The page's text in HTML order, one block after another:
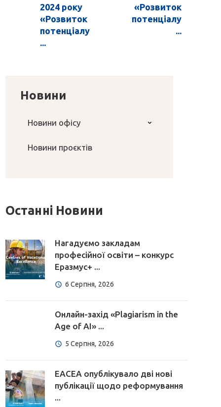
2024 року
«Розвиток
потенціалу
...
«Розвиток
потенціалу
...
Новини
Новини офісу
Новини проєктів
Останні Новини
Нагадуємо закладам
професійної освіти – конкурс
Еразмус+ ...
6 Серпня, 2026
Онлайн-захід «Plagiarism in the
Age of AI» ...
5 Серпня, 2026
EACEA опублікувало дві нові
публікації щодо реформування
...